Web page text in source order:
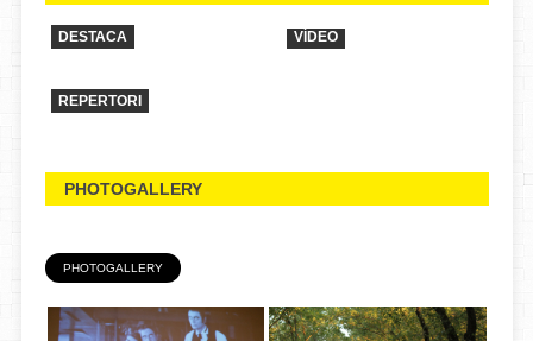
DESTACA
REPERTORI
VÍDEO
PHOTOGALLERY
PHOTOGALLERY